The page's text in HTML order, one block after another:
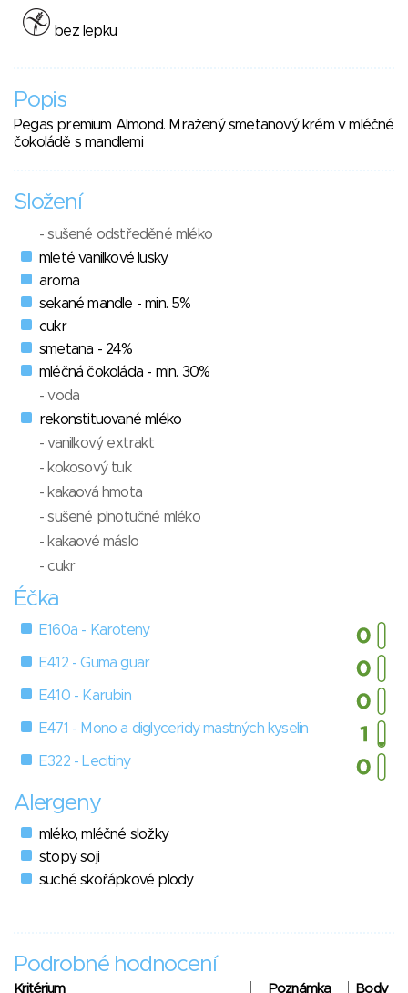
bez lepku
Popis
Pegas premium Almond. Mražený smetanový krém v mléčné
čokoládě s mandlemi
Složení
- sušené odstředěné mléko
mleté vanilkové lusky
aroma
sekané mandle - min. 5%
cukr
smetana - 24%
mléčná čokoláda - min. 30%
- voda
rekonstituované mléko
- vanilkový extrakt
- kokosový tuk
- kakaová hmota
- sušené plnotučné mléko
- kakaové máslo
- cukr
Éčka
E160a - Karoteny
E412 - Guma guar
E410 - Karubin
E471 - Mono a diglyceridy mastných kyselin
E322 - Lecitiny
Alergeny
mléko, mléčné složky
stopy soji
suché skořápkové plody
Podrobné hodnocení
Kritérium Poznámka
Body